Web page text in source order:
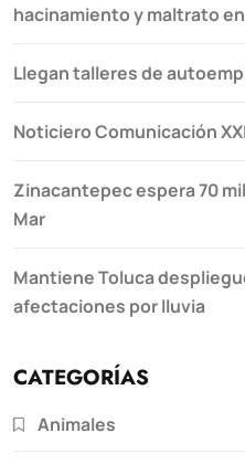
hacinamiento y maltrato
Llegan talleres de
Noticiero Comunicación
Zinacantepec espera 70
Mar
Mantiene Toluca
afectaciones por lluvia
CATEGORÍAS
Animales